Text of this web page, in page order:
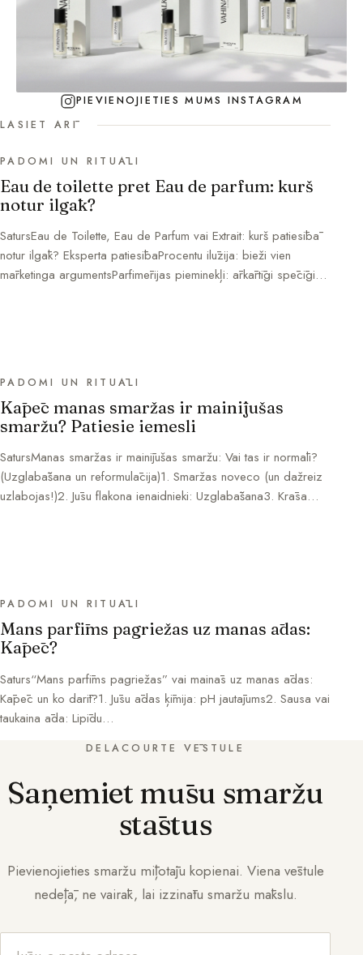
PIEVIENOJIETIES MUMS INSTAGRAM
LASIET ARĪ
PADOMI UN RITUĀLI
Eau de toilette pret Eau de parfum: kurš
notur ilgāk?
SatursEau de Toilette, Eau de Parfum vai Extrait: kurš patiesībā
notur ilgāk? Eksperta patiesībaProcentu ilūzija: bieži vien
mārketinga argumentsParfimērijas pieminekļi: ārkārtīgi spēcīgi…
PADOMI UN RITUĀLI
Kāpēc manas smaržas ir mainījušas
smaržu? Patiesie iemesli
SatursManas smaržas ir mainījušas smaržu: Vai tas ir normāli?
(Uzglabāšana un reformulācija)1. Smaržas noveco (un dažreiz
uzlabojas!)2. Jūsu flakona ienaidnieki: Uzglabāšana3. Krāsa…
PADOMI UN RITUĀLI
Mans parfīms pagriežas uz manas ādas:
Kāpēc?
Saturs“Mans parfīms pagriežas” vai mainās uz manas ādas:
Kāpēc un ko darīt?1. Jūsu ādas ķīmija: pH jautājums2. Sausa vai
taukaina āda: Lipīdu…
DELACOURTE VĒSTULE
Saņemiet mūsu smaržu
stāstus
Pievienojieties smaržu mīļotāju kopienai. Viena vēstule
nedēļā, ne vairāk, lai izzinātu smaržu mākslu.